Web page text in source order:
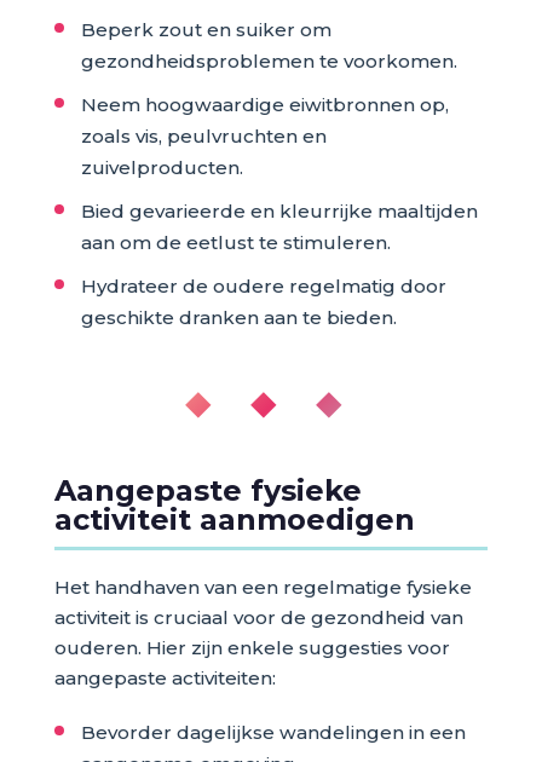
Beperk zout en suiker om
gezondheidsproblemen te voorkomen.
Neem hoogwaardige eiwitbronnen op,
zoals vis, peulvruchten en
zuivelproducten.
Bied gevarieerde en kleurrijke maaltijden
aan om de eetlust te stimuleren.
Hydrateer de oudere regelmatig door
geschikte dranken aan te bieden.
◆ ◆ ◆
Aangepaste fysieke
activiteit aanmoedigen
Het handhaven van een regelmatige fysieke
activiteit is cruciaal voor de gezondheid van
ouderen. Hier zijn enkele suggesties voor
aangepaste activiteiten:
Bevorder dagelijkse wandelingen in een